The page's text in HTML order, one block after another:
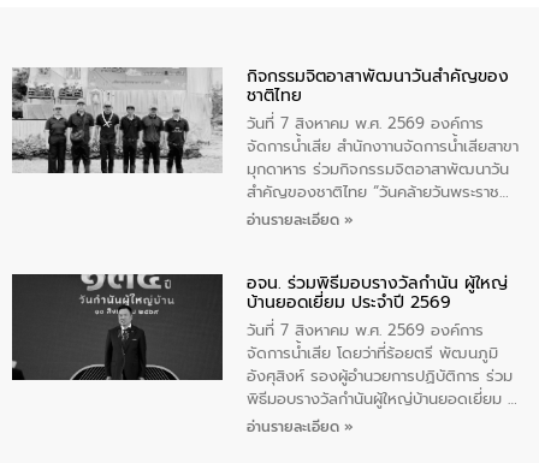
กิจกรรมจิตอาสาพัฒนาวันสําคัญของ
ชาติไทย
วันที่ 7 สิงหาคม พ.ศ. 2569 องค์การ
จัดการน้ำเสีย สำนักงาานจัดการน้ำเสียสาขา
มุกดาหาร ร่วมกิจกรรมจิตอาสาพัฒนาวัน
สําคัญของชาติไทย “วันคล้ายวันพระราช
สมภพ สมเด็จพระนางเจ้าสิริกิติ์พระบรม
ทิพย์คำ รองผู้ว่าราชการจังหวัดมุกดาหาร
เป็นประธานในพิธี ณ เรือนจําชั่วคราวนาโสก
ตําบลนาโสก อําเภอเมืองมุกดาหาร จังหวัด
มุกดาหาร โดยในกิจกรรมได้ร่วมปลูกป่า และ
ทําความสะอาดภายในบริเวณ จัดกิจกรรม
เพื่อถวายเป็นพระราชกุศล สมเด็จพระนาง
เจ้าสิริกิติ์พระบรมราชินีนาถ พระบรมราช
อ่านรายละเอียด »
อจน. ร่วมพิธีมอบรางวัลกำนัน ผู้ใหญ่
บ้านยอดเยี่ยม ประจำปี 2569
วันที่ 7 สิงหาคม พ.ศ. 2569 องค์การ
จัดการน้ำเสีย โดยว่าที่ร้อยตรี พัฒนภูมิ
อังศุสิงห์ รองผู้อำนวยการปฏิบัติการ ร่วม
พิธีมอบรางวัลกำนันผู้ใหญ่บ้านยอดเยี่ยม ณ
ทำเนียบรัฐบาล โดยมีนายอนุทิน ชาญวีรกูล
อ่านรายละเอียด »